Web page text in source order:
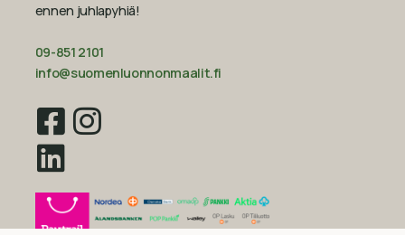
ennen juhlapyhiä!‍
09-851 2101
info@suomenluonnonmaalit.fi